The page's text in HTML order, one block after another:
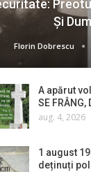
Și
Florin Dobrescu
A apărut
SE FRÂNG,
aug. 4, 2026
1 august
deținuți